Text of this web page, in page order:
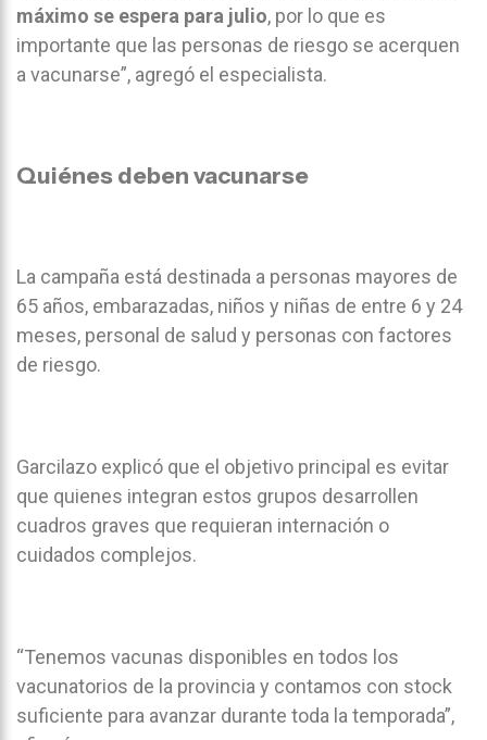
máximo se espera para julio, por lo que es
importante que las personas de riesgo se acerquen
a vacunarse”, agregó el especialista.
Quiénes deben vacunarse
La campaña está destinada a personas mayores de
65 años, embarazadas, niños y niñas de entre 6 y 24
meses, personal de salud y personas con factores
de riesgo.
Garcilazo explicó que el objetivo principal es evitar
que quienes integran estos grupos desarrollen
cuadros graves que requieran internación o
cuidados complejos.
“Tenemos vacunas disponibles en todos los
vacunatorios de la provincia y contamos con stock
suficiente para avanzar durante toda la temporada”,